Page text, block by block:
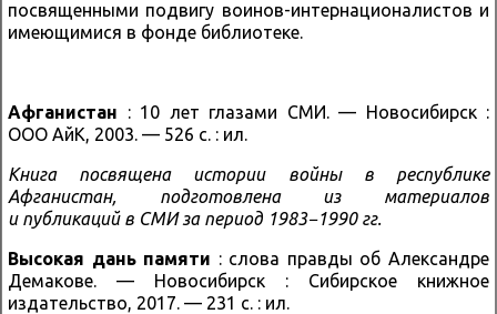
посвященными подвигу воинов-интернационалистов и
имеющимися в фонде библиотеке.
Афганистан : 10 лет глазами СМИ. — Новосибирск :
ООО АйК, 2003. — 526 с. : ил.
Книга посвящена истории войны в республике
Афганистан, подготовлена из материалов
и публикаций в СМИ за период 1983−1990 гг.
Высокая дань памяти : слова правды об Александре
Демакове. — Новосибирск : Сибирское книжное
издательство, 2017. — 231 с. : ил.